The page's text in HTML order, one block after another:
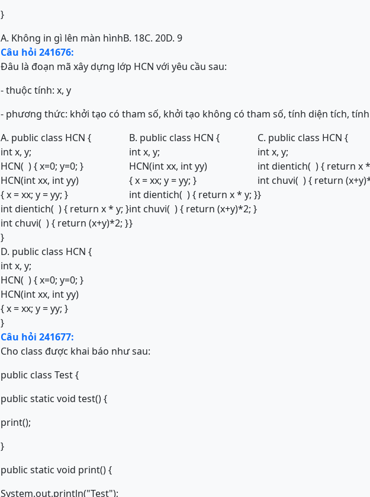
}
A. Không in gì lên màn hìnhB. 18C. 20D. 9
Câu hỏi 241676:
Đâu là đoạn mã xây dựng lớp HCN với yêu cầu sau:
- thuộc tính: x, y
- phương thức: khởi tạo có tham số, khởi tạo không có tham số, tính diện tích,
A. public class HCN {
int x, y;
HCN( ) { x=0; y=0; }
HCN(int xx, int yy)
{ x = xx; y = yy; }
int dientich( ) { return x * y; }
int chuvi( ) { return (x+y)*2; }
}
B. public class HCN {
int x, y;
HCN(int xx, int yy)
{ x = xx; y = yy; }
int dientich( ) { return x * y; }
int chuvi( ) { return (x+y)*2; }
}
C. public class HCN {
int x, y;
int dientich( ) { return x
int chuvi( ) { return
}
D. public class HCN {
int x, y;
HCN( ) { x=0; y=0; }
HCN(int xx, int yy)
{ x = xx; y = yy; }
}
Câu hỏi 241677:
Cho class được khai báo như sau:
public class Test {
public static void test() {
print();
}
public static void print() {
System.out.println("Test");